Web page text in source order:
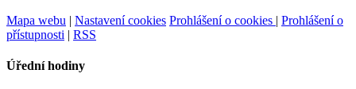
Mapa webu | Nastavení cookies Prohlášení o cookies | Prohlášení o
přístupnosti | RSS
Úřední hodiny